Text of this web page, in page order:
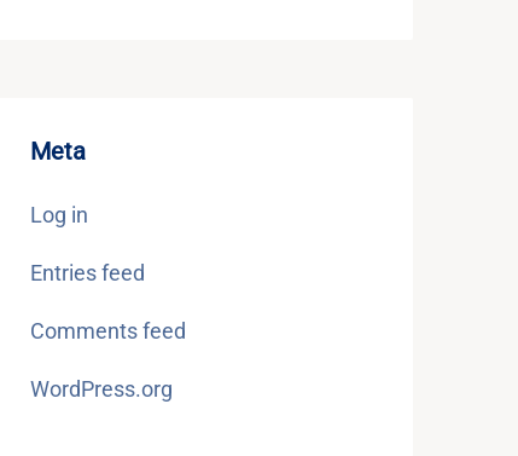
Meta
Log in
Entries feed
Comments feed
WordPress.org